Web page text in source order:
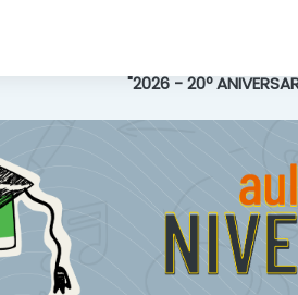
"2026 - 20º